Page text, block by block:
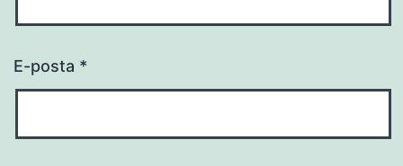
E-posta *